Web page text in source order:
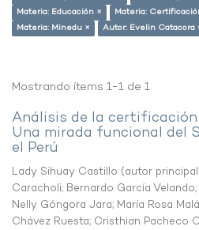
Materia: Educación ×
Materia:
Materia: Minedu ×
Autor: Evelin Catacora
Mostrando ítems 1-1 de 1
Análisis de la
Una mirada funcional del
el Perú
Lady Sihuay Castillo (autor
Caracholi; Bernardo García Velando;
Nelly Góngora Jara; María Rosa
Chávez Ruesta; Cristhian Pacheco